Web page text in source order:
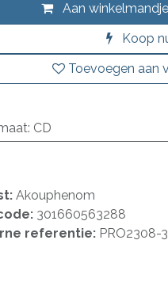
Aan
Koop
Toevoegen aan
: CD
Akouphenom
301660563288
referentie: PRO2308-